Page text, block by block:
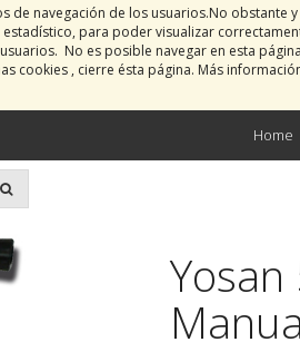
navegación de los usuarios.No obstante
para poder visualizar
No es posible navegar en esta
cookies , cierre ésta página. Más
Home
Yosan